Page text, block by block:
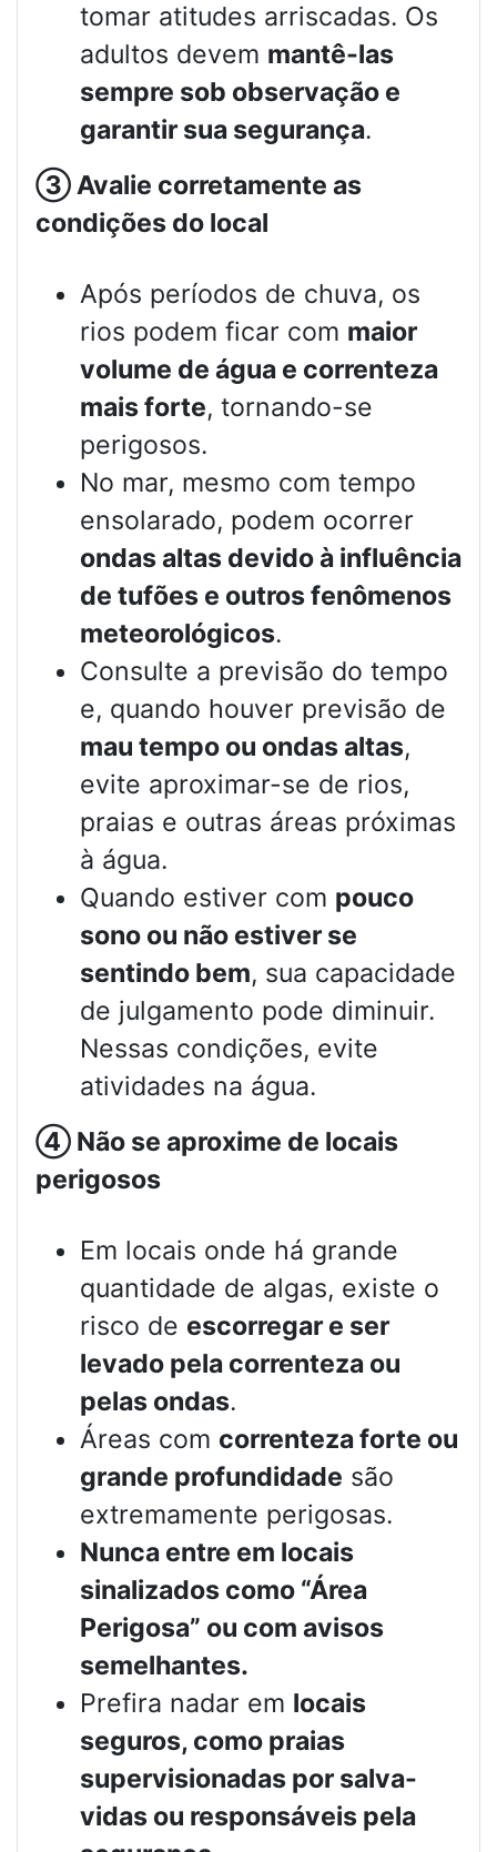
tomar atitudes arriscadas. Os
adultos devem mantê-las
sempre sob observação e
garantir sua segurança.
③Avalie corretamente as
condições do local
Após períodos de chuva, os
rios podem ficar com maior
volume de água e correnteza
mais forte, tornando-se
perigosos.
No mar, mesmo com tempo
ensolarado, podem ocorrer
ondas altas devido à influência
de tufões e outros fenômenos
meteorológicos.
Consulte a previsão do tempo
e, quando houver previsão de
mau tempo ou ondas altas,
evite aproximar-se de rios,
praias e outras áreas próximas
à água.
Quando estiver com pouco
sono ou não estiver se
sentindo bem, sua capacidade
de julgamento pode diminuir.
Nessas condições, evite
atividades na água.
④ Não se aproxime de locais
perigosos
Em locais onde há grande
quantidade de algas, existe o
risco de escorregar e ser
levado pela correnteza ou
pelas ondas.
Áreas com correnteza forte ou
grande profundidade são
extremamente perigosas.
Nunca entre em locais
sinalizados como “Área
Perigosa” ou com avisos
semelhantes.
Prefira nadar em locais
seguros, como praias
supervisionadas por salva-
vidas ou responsáveis pela